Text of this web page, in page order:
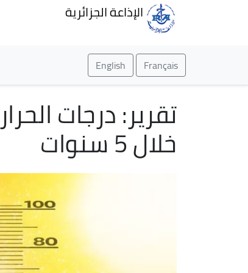
الإذاعة الجزائرية
Français
English
تقرير: درجات
خلال 5 سنوات